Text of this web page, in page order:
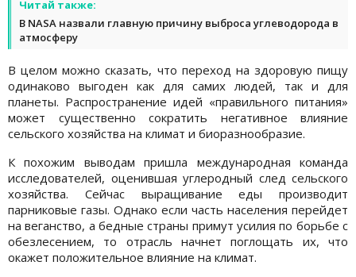
Читай также:
В NASA назвали главную причину выброса углеводорода в
атмосферу
В целом можно сказать, что переход на здоровую пищу
одинаково выгоден как для самих людей, так и для
планеты. Распространение идей «правильного питания»
может существенно сократить негативное влияние
сельского хозяйства на климат и биоразнообразие.
К похожим выводам пришла международная команда
исследователей, оценившая углеродный след сельского
хозяйства. Сейчас выращивание еды производит
парниковые газы. Однако если часть населения перейдет
на веганство, а бедные страны примут усилия по борьбе с
обезлесением, то отрасль начнет поглощать их, что
окажет положительное влияние на климат.